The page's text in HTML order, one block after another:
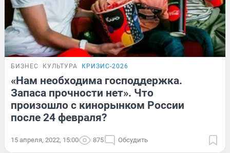
БИЗНЕС КУЛЬТУРА КРИЗИС-2026
«Нам необходима господдержка.
Запаса прочности нет». Что
произошло с кинорынком России
после 24 февраля?
15 апреля, 2022, 15:00 875 Обсудить